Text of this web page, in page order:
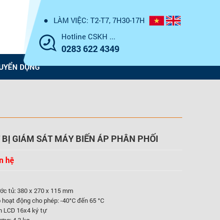
LÀM VIỆC: T2-T7, 7H30-17H
Hotline CSKH ...
0283 622 4349
DỤNG
BỊ GIÁM SÁT MÁY BIẾN ÁP PHÂN PHỐI
hệ
tủ: 380 x 270 x 115 mm
động cho phép: -40°C đến 65 °C
LCD 16x4 ký tự